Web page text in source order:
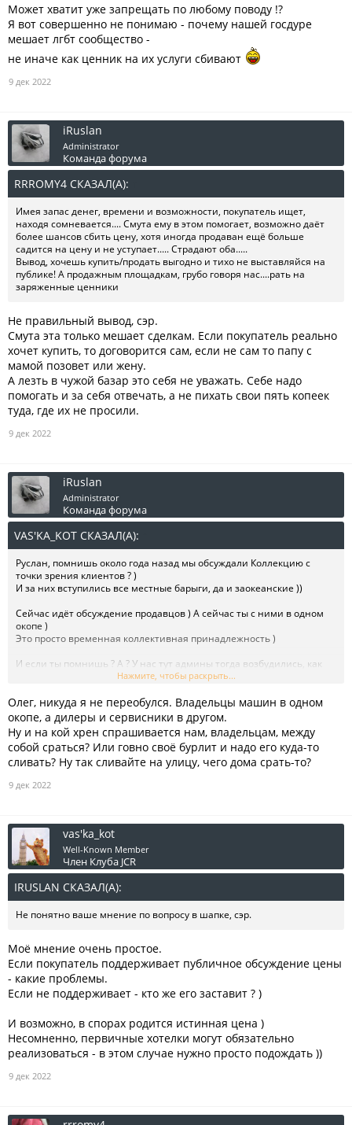
Может хватит уже запрещать по любому поводу !?
Я вот совершенно не понимаю - почему нашей госдуре
мешает лгбт сообщество -
не иначе как ценник на их услуги сбивают
9 дек 2022
iRuslan
Administrator
Команда форума
RRROMY4 СКАЗАЛ(А):
Имея запас денег, времени и возможности, покупатель ищет,
находя сомневается.... Смута ему в этом помогает, возможно даёт
более шансов сбить цену, хотя иногда продаван ещё больше
садится на цену и не уступает..... Страдают оба.....
Вывод, хочешь купить/продать выгодно и тихо не выставляйся на
публике! А продажным площадкам, грубо говоря нас....рать на
заряженные ценники
Не правильный вывод, сэр.
Смута эта только мешает сделкам. Если покупатель реально
хочет купить, то договорится сам, если не сам то папу с
мамой позовет или жену.
А лезть в чужой базар это себя не уважать. Себе надо
помогать и за себя отвечать, а не пихать свои пять копеек
туда, где их не просили.
9 дек 2022
iRuslan
Administrator
Команда форума
VAS'KA_KOT СКАЗАЛ(А):
Руслан, помнишь около года назад мы обсуждали Коллекцию с
точки зрения клиентов ? )
И за них вступились все местные барыги, да и заокеанские ))
Сейчас идёт обсуждение продавцов ) А сейчас ты с ними в одном
окопе )
Это просто временная коллективная принадлежность )
И если ты помнишь ? А ? У нас тут админы тогда возбудились, как
дети малые )) И тему закрыли !
А сегодня вот ты переобулся в прыжке - и всё запретить !
Может хватит уже запрещать по любому поводу !?
Я вот совершенно не понимаю - почему нашей госдуре мешает
лгбт сообщество -
не иначе как ценник на их услуги сбивают
Нажмите, чтобы раскрыть...
Олег, никуда я не переобулся. Владельцы машин в одном
окопе, а дилеры и сервисники в другом.
Ну и на кой хрен спрашивается нам, владельцам, между
собой сраться? Или говно своё бурлит и надо его куда-то
сливать? Ну так сливайте на улицу, чего дома срать-то?
9 дек 2022
vas'ka_kot
Well-Known Member
Член Клуба JCR
IRUSLAN СКАЗАЛ(А):
Не понятно ваше мнение по вопросу в шапке, сэр.
Моё мнение очень простое.
Если покупатель поддерживает публичное обсуждение цены
- какие проблемы.
Если не поддерживает - кто же его заставит ? )
И возможно, в спорах родится истинная цена )
Несомненно, первичные хотелки могут обязательно
реализоваться - в этом случае нужно просто подождать ))
9 дек 2022